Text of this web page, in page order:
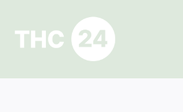
springen
Ratgeber